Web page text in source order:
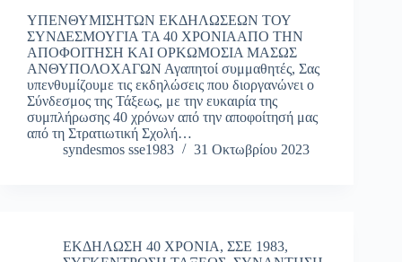
ΥΠΕΝΘΥΜΙΣΗΤΩΝ ΕΚΔΗΛΩΣΕΩΝ ΤΟΥ
ΣΥΝΔΕΣΜΟΥΓΙΑ ΤΑ 40 ΧΡΟΝΙΑΑΠΟ ΤΗΝ
ΑΠΟΦΟΙΤΗΣΗ ΚΑΙ ΟΡΚΩΜΟΣΙΑ ΜΑΣΩΣ
ΑΝΘΥΠΟΛΟΧΑΓΩΝ Αγαπητοί συμμαθητές, Σας
υπενθυμίζουμε τις εκδηλώσεις που διοργανώνει ο
Σύνδεσμος της Τάξεως, με την ευκαιρία της
συμπλήρωσης 40 χρόνων από την αποφοίτησή μας
από τη Στρατιωτική Σχολή…
syndesmos sse1983
31 Οκτωβρίου 2023
ΕΚΔΗΛΩΣΗ 40 ΧΡΟΝΙΑ, ΣΣΕ 1983,